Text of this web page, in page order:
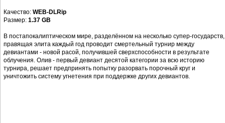
Качество: WEB-DLRip
Размер: 1.37 GB
В постапокалиптическом мире, разделённом на несколько супер-государств,
правящая элита каждый год проводит смертельный турнир между
девиантами - новой расой, получившей сверхспособности в результате
облучения. Олив - первый девиант десятой категории за всю историю
турнира, решает предпринять попытку разорвать порочный круг и
уничтожить систему угнетения при поддержке других девиантов.